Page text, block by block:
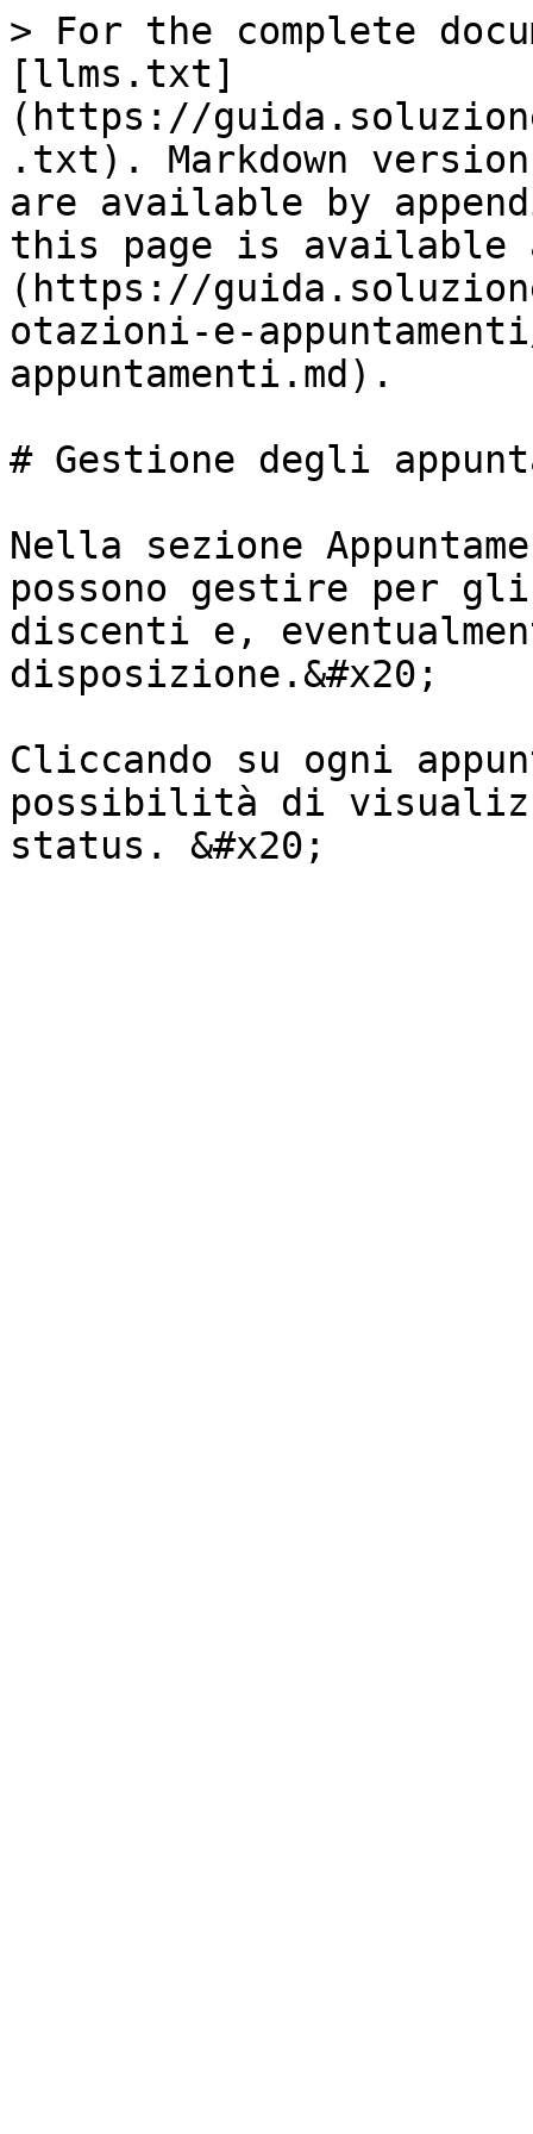
> For the complete
[llms.txt]
(https://
.txt). Markdown
are available by
this page is available
(https://
otazioni-e-
appuntamenti.md).
# Gestione degli
Nella sezione
possono gestire per
discenti e,
disposizione.&#x20;
Cliccando su ogni
possibilità di